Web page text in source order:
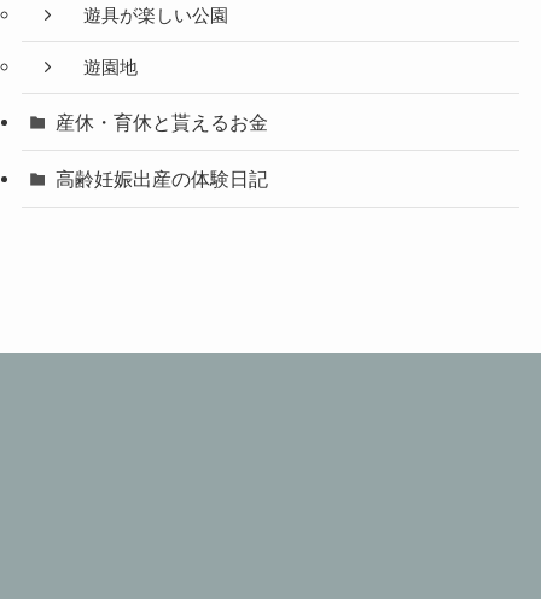
遊具が楽しい公園
遊園地
産休・育休と貰えるお金
高齢妊娠出産の体験日記